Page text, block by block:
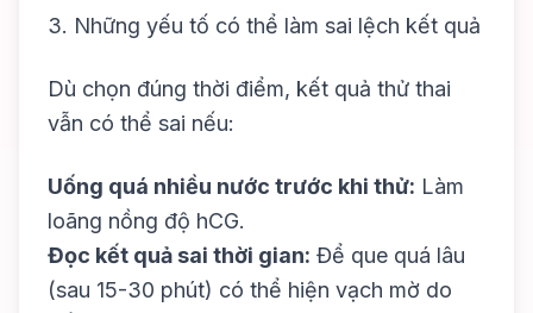
3. Những yếu tố có thể làm sai lệch kết quả
Dù chọn đúng thời điểm, kết quả thử thai
vẫn có thể sai nếu:
Uống quá nhiều nước trước khi thử: Làm
loãng nồng độ hCG.
Đọc kết quả sai thời gian: Để que quá lâu
(sau 15-30 phút) có thể hiện vạch mờ do